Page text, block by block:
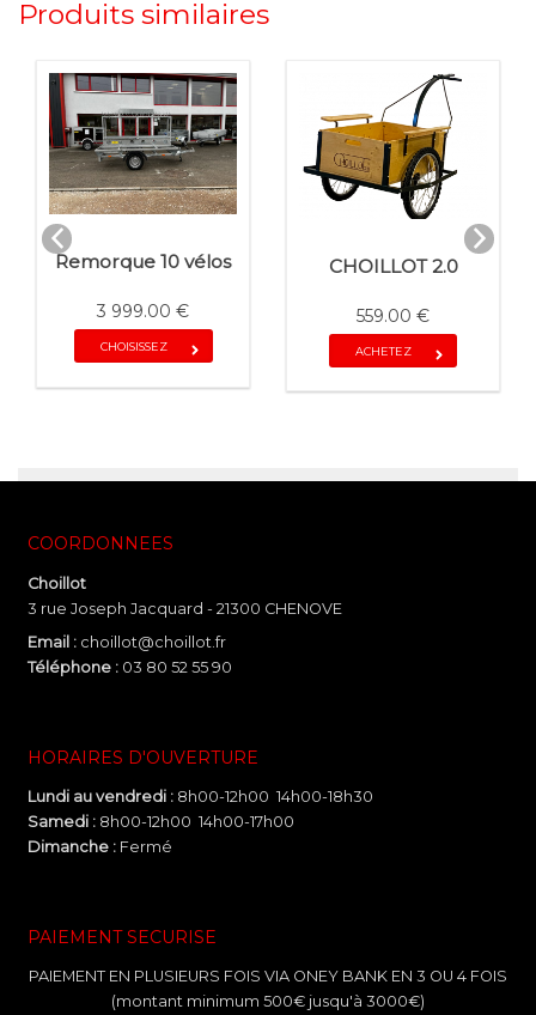
Produits similaires
Remorque 10 vélos
3 999.00 €
CHOISISSEZ
CHOILLOT 2.0
559.00 €
ACHETEZ
COORDONNEES
Choillot
3 rue Joseph Jacquard - 21300 CHENOVE
Email : choillot@choillot.fr
Téléphone :03 80 52 55 90
HORAIRES D'OUVERTURE
Lundi au vendredi :8h00-12h00 14h00-18h30
Samedi :8h00-12h00 14h00-17h00
Dimanche :Fermé
PAIEMENT SECURISE
PAIEMENT EN PLUSIEURS FOIS VIA ONEY BANK EN 3 OU 4 FOIS
(montant minimum 500€ jusqu'à 3000€)